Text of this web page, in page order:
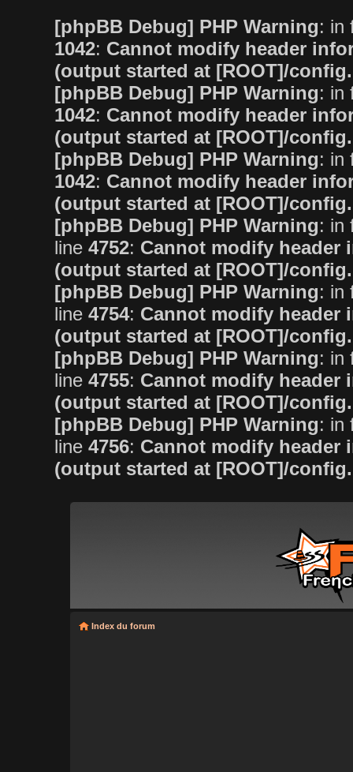
[phpBB Debug] PHP Warning: in
1042: Cannot modify header
(output started at [ROOT]/
[phpBB Debug] PHP Warning: in
1042: Cannot modify header
(output started at [ROOT]/
[phpBB Debug] PHP Warning: in
1042: Cannot modify header
(output started at [ROOT]/
[phpBB Debug] PHP Warning: in
line 4752: Cannot modify header
(output started at [ROOT]/
[phpBB Debug] PHP Warning: in
line 4754: Cannot modify header
(output started at [ROOT]/
[phpBB Debug] PHP Warning: in
line 4755: Cannot modify header
(output started at [ROOT]/
[phpBB Debug] PHP Warning: in
line 4756: Cannot modify header
(output started at [ROOT]/
Index du forum